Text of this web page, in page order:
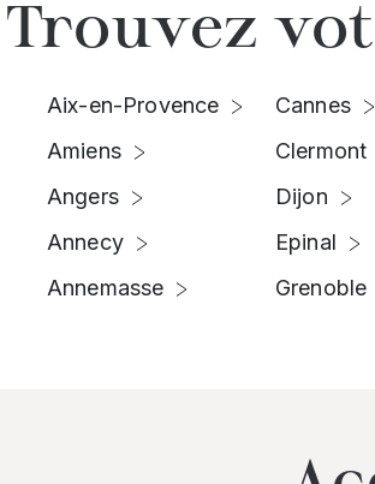
Trouvez
Aix-en-Provence
Amiens
Angers
Annecy
Annemasse
Cannes
Clermont
Dijon
Epinal
Grenoble